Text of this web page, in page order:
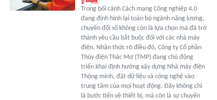
Trong bối cảnh Cách mạng Công nghiệp 4.0
đang định hình lại toàn bộ ngành năng lượng,
chuyển đổi số không còn là lựa chọn mà đã trở
thành yêu cầu bắt buộc đối với các nhà máy
điện. Nhận thức rõ điều đó, Công ty Cổ phần
Thủy điện Thác Mơ (TMP) đang chủ động
triển khai định hướng xây dựng Nhà máy điện
Thông minh, đặt dữ liệu và công nghệ vào
trung tâm của mọi hoạt động. Đây không chỉ
là bước tiến về thiết bị, mà còn là sự chuyển